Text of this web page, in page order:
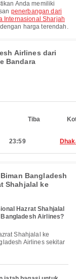
Anda memiliki
penerbangan dari
Internasional Sharjah
harga terendah.
Airlines dari
Bandara
Tiba
23:59
Bangladesh
Shahjalal ke
Hazrat Shahjalal
Airlines?
Airlines sekitar